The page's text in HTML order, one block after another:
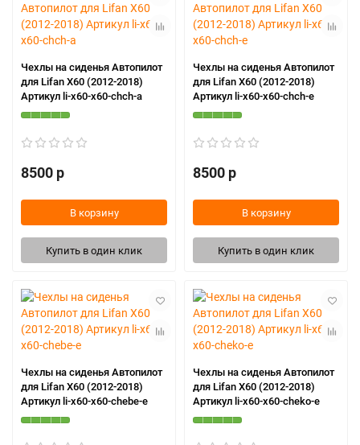
Чехлы на сиденья Автопилот
для Lifan X60 (2012-2018)
Артикул li-x60-x60-chch-a
8500 р
В корзину
Купить в один клик
Чехлы на сиденья Автопилот
для Lifan X60 (2012-2018)
Артикул li-x60-x60-chch-e
8500 р
В корзину
Купить в один клик
Чехлы на сиденья Автопилот
для Lifan X60 (2012-2018)
Артикул li-x60-x60-chebe-e
Чехлы на сиденья Автопилот
для Lifan X60 (2012-2018)
Артикул li-x60-x60-cheko-e